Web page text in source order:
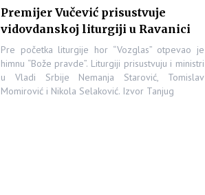
Premijer Vučević prisustvuje
vidovdanskoj liturgiji u Ravanici
Pre početka liturgije hor “Vozglas” otpevao je
himnu “Bože pravde”. Liturgiji prisustvuju i ministri
u Vladi Srbije Nemanja Starović, Tomislav
Momirović i Nikola Selaković. Izvor Tanjug